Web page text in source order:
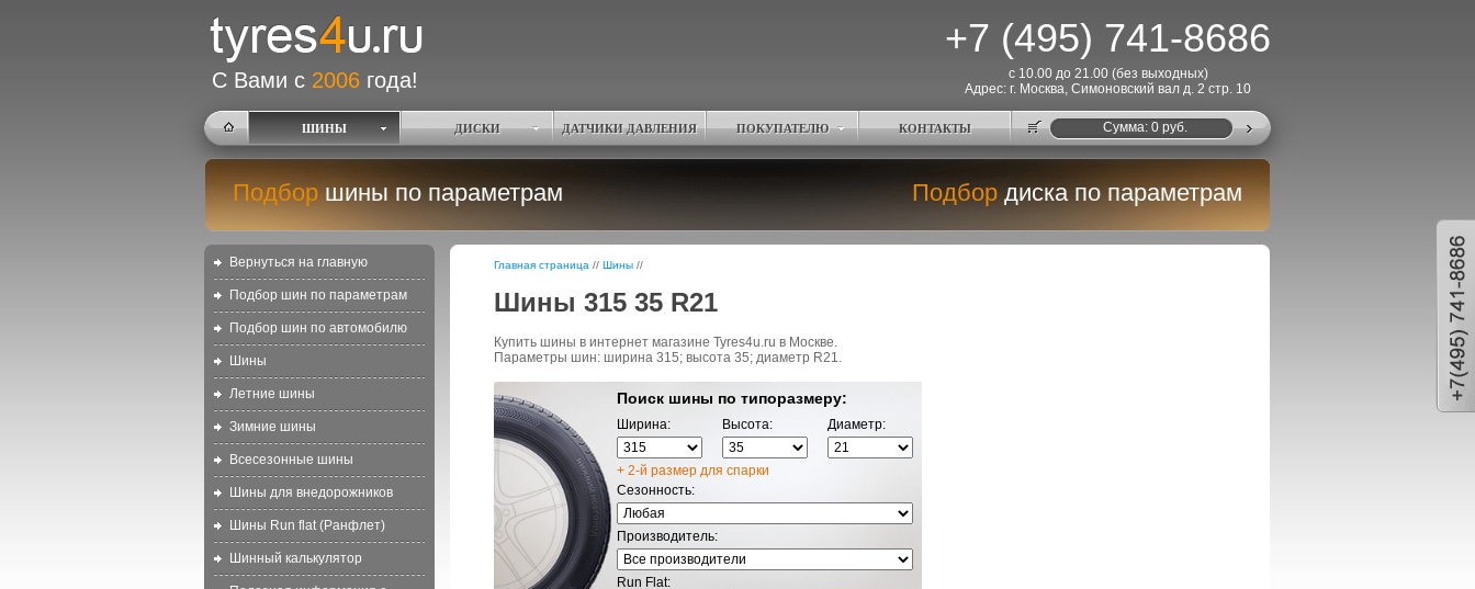
+7 (495) 741-8686
С Вами с 2006 года!
с 10.00 до 21.00 (без выходных)
Адрес: г. Москва, Симоновский вал д. 2 стр. 10
ШИНЫ ДИСКИ ДАТЧИКИ ДАВЛЕНИЯ ПОКУПАТЕЛЮ КОНТАКТЫ Cумма: 0руб.
Подбор шины по параметрам Подбор диска по параметрам
Вернуться на главную
Подбор шин по параметрам
Подбор шин по автомобилю
Шины
Летние шины
Зимние шины
Всесезонные шины
Шины для внедорожников
Шины Run flat (Ранфлет)
Шинный калькулятор
Главная страница // Шины //
Шины 315 35 R21
Купить шины в интернет магазине Tyres4u.ru в Москве.
Параметры шин: ширина 315; высота 35; диаметр R21.
Поиск шины по типоразмеру:
Ширина: Высота: Диаметр:
+ 2-й размер для спарки
Сезонность:
Производитель:
Run Flat: